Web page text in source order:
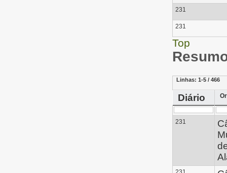
231
231
Top
Linhas: 1-5 / 466
Diário
231